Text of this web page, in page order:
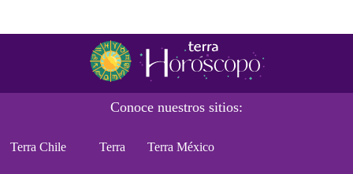
Conoce nuestros sitios:
Terra Chile Terra Terra México